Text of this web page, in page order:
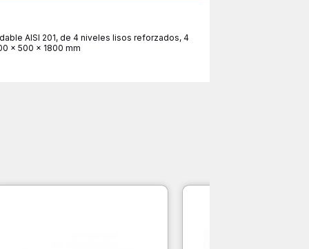
AISI 201, de 4 niveles lisos reforzados, 4
x 500 x 1800 mm